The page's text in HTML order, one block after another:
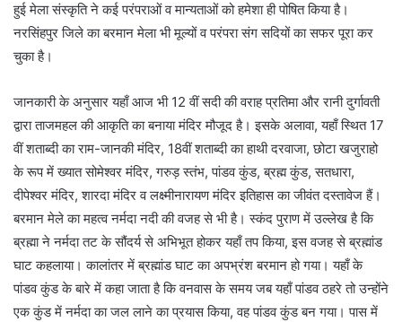
हुई मेला संस्कृति ने कई परंपराओं व मान्यताओं को हमेशा ही पोषित किया है।
नरसिंहपुर जिले का बरमान मेला भी मूल्यों व परंपरा संग सदियों का सफर पूरा कर
चुका है।
जानकारी के अनुसार यहाँ आज भी 12 वीं सदी की वराह प्रतिमा और रानी दुर्गावती
द्वारा ताजमहल की आकृति का बनाया मंदिर मौजूद है। इसके अलावा, यहाँ स्थित 17
वीं शताब्दी का राम-जानकी मंदिर, 18वीं शताब्दी का हाथी दरवाजा, छोटा खजुराहो
के रूप में ख्यात सोमेश्वर मंदिर, गरुड़ स्तंभ, पांडव कुंड, ब्रह्म कुंड, सतधारा,
दीपेश्वर मंदिर, शारदा मंदिर व लक्ष्मीनारायण मंदिर इतिहास का जीवंत दस्तावेज हैं।
बरमान मेले का महत्व नर्मदा नदी की वजह से भी है। स्कंद पुराण में उल्लेख है कि
ब्रह्मा ने नर्मदा तट के सौंदर्य से अभिभूत होकर यहाँ तप किया, इस वजह से ब्रह्मांड
घाट कहलाया। कालांतर में ब्रह्मांड घाट का अपभ्रंश बरमान हो गया। यहाँ के
पांडव कुंड के बारे में कहा जाता है कि वनवास के समय जब यहाँ पांडव ठहरे तो उन्होंने
एक कुंड में नर्मदा का जल लाने का प्रयास किया, वह पांडव कुंड बन गया। पास में